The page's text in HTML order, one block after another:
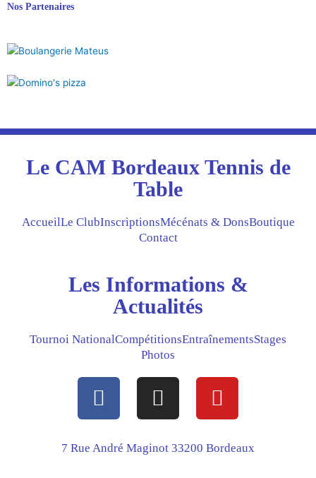
Nos Partenaires
Le CAM Bordeaux Tennis de
Table
AccueilLe ClubInscriptionsMécénats & DonsBoutique
Contact
Les Informations &
Actualités
Tournoi NationalCompétitionsEntraînementsStages
Photos
F
a
e
I
n
t
Y
o
t
7 Rue André Maginot 33200 Bordeaux